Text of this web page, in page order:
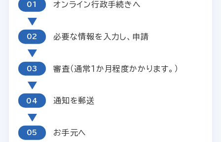
オンライン行政手続きへ
必要な情報を入力し、申請
審査（通常１か月程度かかります。）
通知を郵送
お手元へ